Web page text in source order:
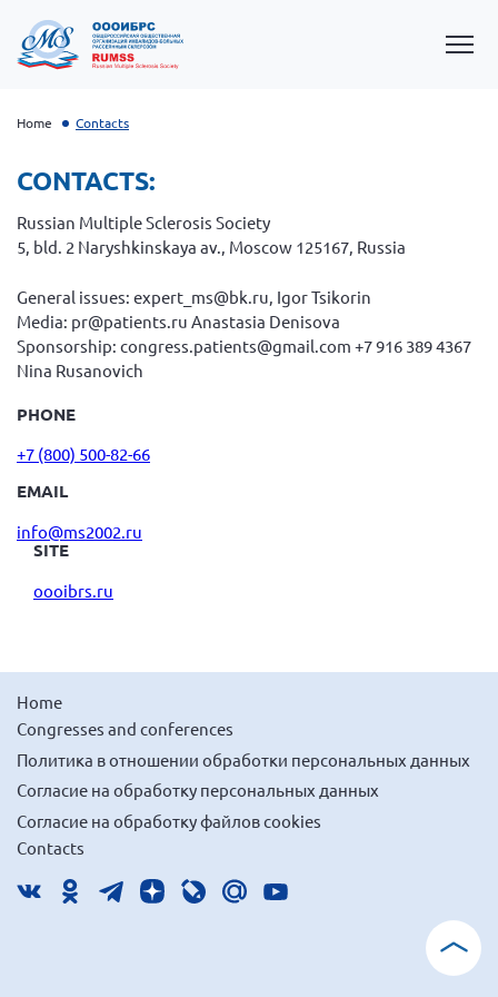
OOIBRS Conference 2026
OOIBRS Conference 2025
Home Contacts
CONTACTS:
Russian Multiple Sclerosis Society
5, bld. 2 Naryshkinskaya av., Moscow 125167, Russia
General issues: expert_ms@bk.ru, Igor Tsikorin
Media: pr@patients.ru Anastasia Denisova
Sponsorship: congress.patients@gmail.com +7 916 389 4367
Nina Rusanovich
PHONE
+7 (800) 500-82-66
EMAIL
info@ms2002.ru
SITE
oooibrs.ru
Home
Congresses and conferences
Политика в отношении обработки персональных данных
Согласие на обработку персональных данных
Согласие на обработку файлов cookies
Contacts